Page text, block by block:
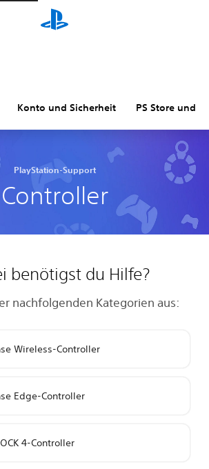
Konto und Sicherheit PS Store und
PlayStation-Support
Controller
benötigst du Hilfe?
nachfolgenden Kategorien aus:
Wireless-Controller
Edge-Controller
4-Controller